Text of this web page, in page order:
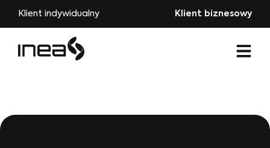
Klient indywidualny Klient biznesowy